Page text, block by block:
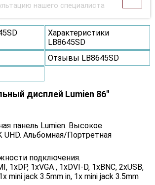
нашего специалиста
Характеристики
LB8645SD
Отзывы LB8645SD
дисплей Lumien 86"
панель Lumien. Высокое
Альбомная/Портретная
подключения.
1xDP, 1xVGA , 1xDVI-D, 1хBNC, 2xUSB,
mini jack 3.5mm in, 1x mini jack 3.5mm